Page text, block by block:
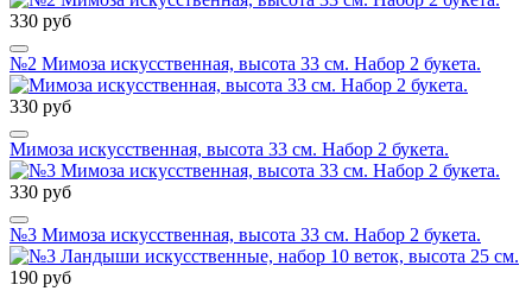
330 руб
№2 Мимоза искусственная, высота 33 см. Набор 2 букета.
330 руб
Мимоза искусственная, высота 33 см. Набор 2 букета.
330 руб
№3 Мимоза искусственная, высота 33 см. Набор 2 букета.
190 руб